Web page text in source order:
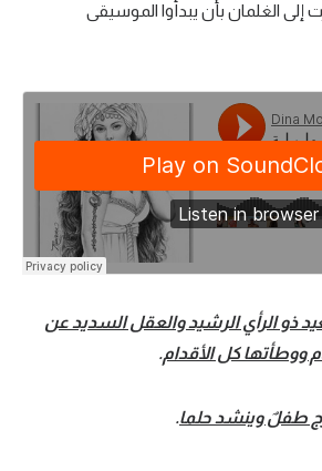
إلى الغلمان بأن يبدأوا الموسيقى
ذو الرأي الرشيد والعقل السديد عن
ووطأتها كل الأقدام.
طفلٌ وينشد حلما.